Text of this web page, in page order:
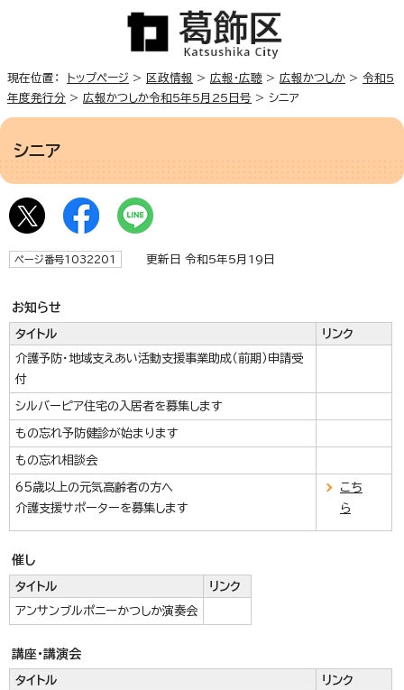
現在位置： トップページ > 区政情報 > 広報・広聴 > 広報かつしか > 令和5
年度発行分 > 広報かつしか令和5年5月25日号 > シニア
シニア
ページ番号1032201 更新日 令和5年5月19日
お知らせ
タイトル
リンク
介護予防・地域支えあい活動支援事業助成（前期）申請受
付
シルバーピア住宅の入居者を募集します
もの忘れ予防健診が始まります
もの忘れ相談会
65歳以上の元気高齢者の方へ
介護支援サポーターを募集します
こち
ら
催し
タイトル
リンク
アンサンブルポニーかつしか演奏会
講座・講演会
タイトル
リンク